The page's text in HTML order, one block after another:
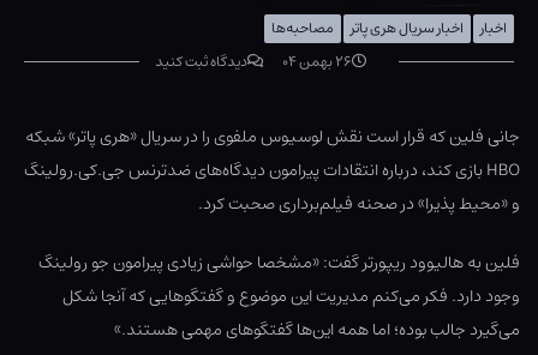
اخبار اخبار سریال هری پاتر
مصاحبه‌ها
۲۶ بهمن ۰۴
دیدگاه ثبت کنید
جانی فلین که قرار است نقش لوسیوس ملفوی را در سریال «هری پاتر» شبکه
HBO بازی کند، درباره انتقادات پیرامون دیدگاه‌های ضدترنس جی.کی.رولینگ
و «محیط پذیرا» در صحنه فیلم‌برداری صحبت کرد.
فلین به هالیوود ریپورتر گفت: «مشخصا حواشی زیادی پیرامون جو رولینگ
وجود دارد. فکر می‌کنم مدیریت این موضوع و گفتگوهایی که آنجا شکل
می‌گیرد جالب بوده؛ اما همه این‌ها گفتگوهای مهمی هستند.»